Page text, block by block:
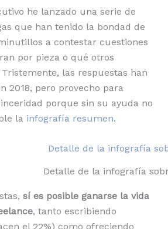
he lanzado una serie de
que han tenido la bondad de
a contestar cuestiones
por pieza o qué otros
las respuestas han
2018, pero provecho para
porque sin su ayuda no
la infografía resumen.
Detalle de la infografía
sí es posible ganarse la vida
, tanto escribiendo
el 22%) como ofreciendo